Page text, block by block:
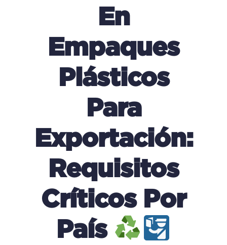
En
Empaques
Plásticos
Para
Exportación:
Requisitos
Críticos Por
País